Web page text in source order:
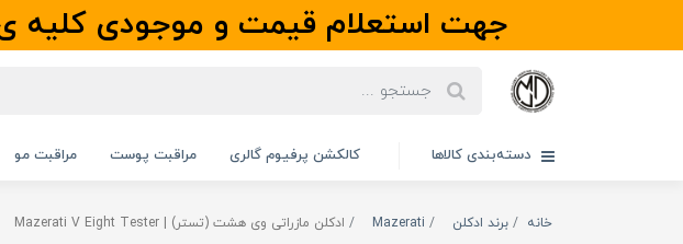
جهت استعلام قیمت و موجودی کلیه ی
دسته‌بندی کالاها کالکشن پرفیوم گالری مراقبت پوست مراقبت مو
خانه برند ادکلن Mazerati ادکلن مازراتی وی هشت (تستر) | Mazerati V Eight Tester